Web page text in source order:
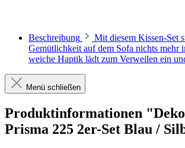
Beschreibung
Mit diesem Kissen-Set
Gemütlichkeit auf dem Sofa nichts mehr
weiche Haptik lädt zum Verweilen ein
Menü schließen
Produktinformationen
Prisma 225 2er-Set Blau /